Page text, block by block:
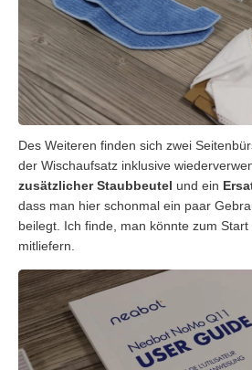
Des Weiteren finden sich zwei
der Wischaufsatz inklusive
zusätzlicher Staubbeutel und ein
dass man hier schonmal ein paar
beilegt. Ich finde, man könnte zum
mitliefern.